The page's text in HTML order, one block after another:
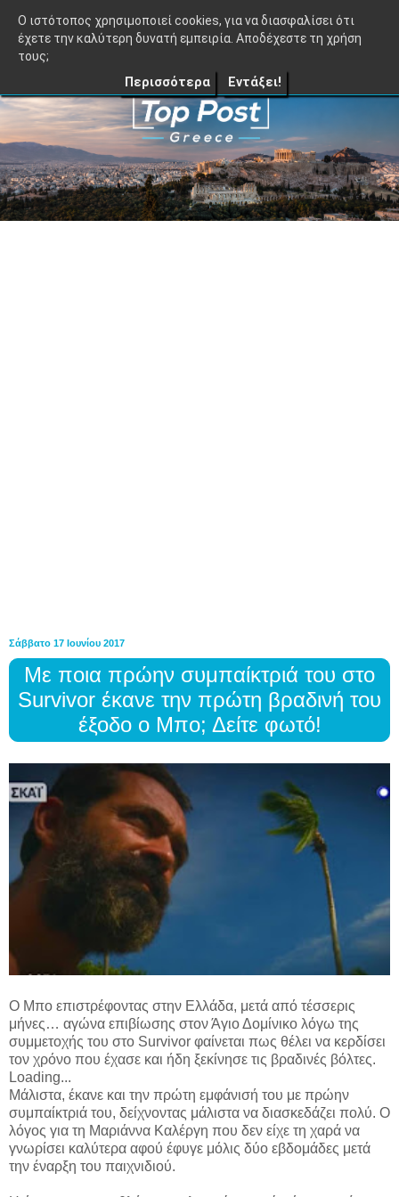
≡ TopPost.gr |
Σάββατο 17 Ιουνίου 2017
Με ποια πρώην συμπαίκτριά του στο
Survivor έκανε την πρώτη βραδινή του
έξοδο ο Μπο; Δείτε φωτό!
Ο Μπο επιστρέφοντας στην Ελλάδα, μετά από τέσσερις
μήνες… αγώνα επιβίωσης στον Άγιο Δομίνικο λόγω της
συμμετοχής του στο Survivor φαίνεται πως θέλει να κερδίσει
τον χρόνο που έχασε και ήδη ξεκίνησε τις βραδινές βόλτες.
Loading...
Μάλιστα, έκανε και την πρώτη εμφάνισή του με πρώην
συμπαίκτριά του, δείχνοντας μάλιστα να διασκεδάζει πολύ. Ο
λόγος για τη Μαριάννα Καλέργη που δεν είχε τη χαρά να
γνωρίσει καλύτερα αφού έφυγε μόλις δύο εβδομάδες μετά
την έναρξη του παιχνιδιού.
O ιστότοπος χρησιμοποιεί cookies, για να διασφαλίσει ότι
έχετε την καλύτερη δυνατή εμπειρία. Αποδέχεστε τη χρήση
τους;
Περισσότερα Εντάξει!